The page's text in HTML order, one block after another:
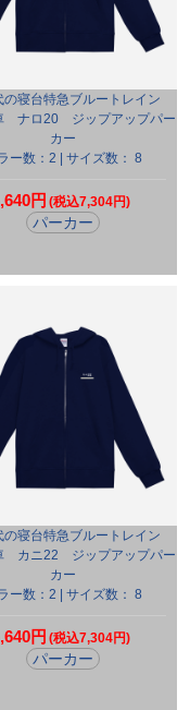
の寝台特急ブルートレイン
ナロ20 ジップアップパー
カー
ー数：2 | サイズ数： 8
円 (税込7,304円)
パーカー
の寝台特急ブルートレイン
カニ22 ジップアップパー
カー
ー数：2 | サイズ数： 8
円 (税込7,304円)
パーカー